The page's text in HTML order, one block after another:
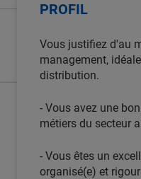
PROFIL
Vous justifiez d'au
management,
distribution.
- Vous avez une
métiers du secteur
- Vous êtes un
organisé(e) et